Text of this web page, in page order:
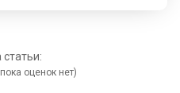
оценок нет)